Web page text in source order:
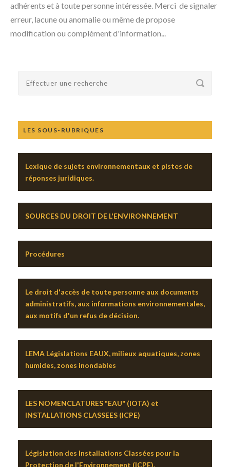
adhérents et à toute personne intéressée. Merci de signaler
erreur, lacune ou anomalie ou même de propose
modification ou complément d'information...
LES SOUS-RUBRIQUES
Lexique de sujets environnementaux et pistes de
réponses juridiques.
SOURCES DU DROIT DE L'ENVIRONNEMENT
Procédures
Le droit d'accès de toute personne aux documents
administratifs, aux informations environnementales,
aux motifs d'un refus de décision.
LEMA Législations EAUX, milieux aquatiques, zones
humides, zones inondables
LES NOMENCLATURES "EAU" (IOTA) et
INSTALLATIONS CLASSEES (ICPE)
Législation des Installations Classées pour la
Protection de l'Environnement (ICPE).